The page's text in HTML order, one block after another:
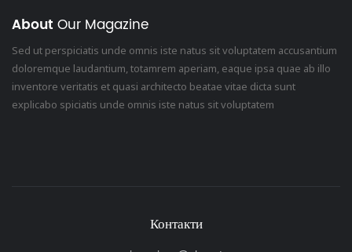
About Our Magazine
Sed ut perspiciatis unde omnis iste natus sit voluptatem accusantium
doloremque laudantium, totamrem aperiam, eaque ipsa quae ab illo
inventore veritatis et quasi architecto beatae vitae dicta sunt
explicabo spiciatis unde omnis iste natus sit voluptatem
Контакти